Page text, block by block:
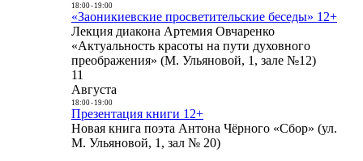
18:00- 19:00
«Заоникиевские просветительские беседы» 12+
Лекция диакона Артемия Овчаренко
«Актуальность красоты на пути духовного
преображения» (М. Ульяновой, 1, зале №12)
11
Августа
18:00- 19:00
Презентация книги 12+
Новая книга поэта Антона Чёрного «Сбор» (ул.
М. Ульяновой, 1, зал № 20)